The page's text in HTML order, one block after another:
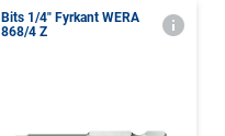
Bits 1/4" Fyrkant WERA
868/4 Z